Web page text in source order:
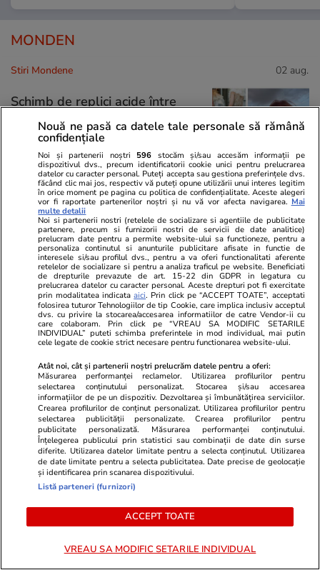
MONDEN
Stiri Mondene 02 aug.
Schimb de replici acide între
Cătălin Botezatu și Eli Lăslean.
Designerul, acuzat că i-a folosit
brandul creatoarei de modă.
„Este atât de ipocrită”
Stiri Mondene 02 aug.
Gabriela Oțil a ajuns de urgență
la spital. Ce a pățit vedeta după
o ieșire cu prietenele în oraș.
„N-am avut niciodată ceva de
genul ăsta”
PARTENERI
Nouă ne pasă ca datele tale personale să rămână
confidențiale
Noi și partenerii noștri 596 stocăm și/sau accesăm informații pe
dispozitivul dvs., precum identificatorii cookie unici pentru prelucrarea
datelor cu caracter personal. Puteți accepta sau gestiona preferințele dvs.
făcând clic mai jos, respectiv vă puteți opune utilizării unui interes legitim
în orice moment pe pagina cu politica de confidențialitate. Aceste alegeri
vor fi raportate partenerilor noștri și nu vă vor afecta navigarea. Mai
multe detalii
Noi si partenerii nostri (retelele de socializare si agentiile de publicitate
partenere, precum si furnizorii nostri de servicii de date analitice)
prelucram date pentru a permite website-ului sa functioneze, pentru a
personaliza continutul si anunturile publicitare afisate in functie de
interesele si/sau profilul dvs., pentru a va oferi functionalitati aferente
retelelor de socializare si pentru a analiza traficul pe website. Beneficiati
de drepturile prevazute de art. 15-22 din GDPR in legatura cu
prelucrarea datelor cu caracter personal. Aceste drepturi pot fi exercitate
prin modalitatea indicataaici. Prin click pe “ACCEPT TOATE”, acceptati
folosirea tuturor Tehnologiilor de tip Cookie, care implica inclusiv acceptul
dvs. cu privire la stocarea/accesarea informatiilor de catre Vendor-ii cu
care colaboram. Prin click pe “VREAU SA MODIFIC SETARILE
INDIVIDUAL” puteti schimba preferintele in mod individual, mai putin
cele legate de cookie strict necesare pentru functionarea website-ului.
Atât noi, cât și partenerii noștri prelucrăm datele pentru a oferi:
Măsurarea performanței reclamelor. Utilizarea profilurilor pentru
selectarea conținutului personalizat. Stocarea și/sau accesarea
informațiilor de pe un dispozitiv. Dezvoltarea și îmbunătățirea serviciilor.
Crearea profilurilor de conținut personalizat. Utilizarea profilurilor pentru
selectarea publicității personalizate. Crearea profilurilor pentru
publicitate personalizată. Măsurarea performanței conținutului.
Înțelegerea publicului prin statistici sau combinații de date din surse
diferite. Utilizarea datelor limitate pentru a selecta conținutul. Utilizarea
de date limitate pentru a selecta publicitatea. Date precise de geolocație
și identificarea prin scanarea dispozitivului.
Listă parteneri (furnizori)
ACCEPT TOATE
VREAU SA MODIFIC SETARILE INDIVIDUAL